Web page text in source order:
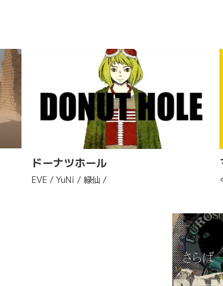
ドーナツホール
EVE / YuNi / 緑仙 /